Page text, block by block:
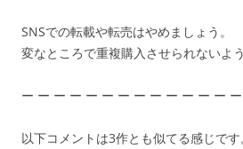
SNSでの転載や転売はやめましょう。
変なところで重複購入させられないよ
ー ー ー ー ー ー ー ー ー ー ー ー ー
以下コメントは3作とも似てる感じです